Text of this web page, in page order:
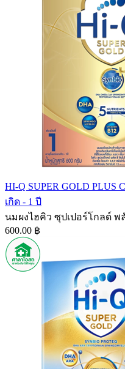
HI-Q SUPER GOLD PLUS
เกิด - 1 ปี
นมผงไฮคิว ซุปเปอร์โกลด์ พ
600.00 ฿